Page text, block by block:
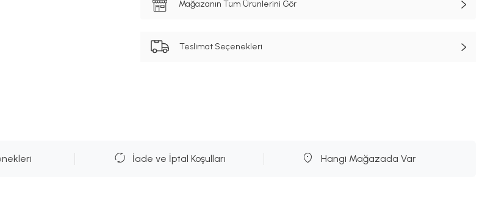
Mağazanın Tüm Ürünlerini Gör
Teslimat Seçenekleri
İade ve İptal Koşulları Hangi Mağazada Var